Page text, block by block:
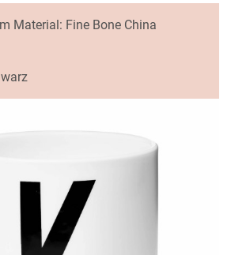
Material: Fine Bone China